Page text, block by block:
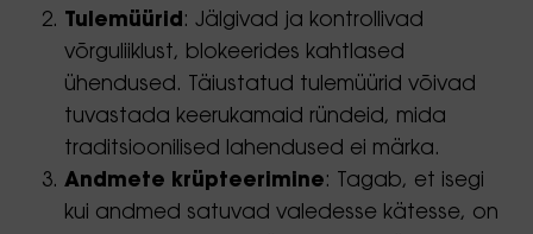
Tulemüürid : Jälgivad ja kontrollivad
võrguliiklust, blokeerides kahtlased
ühendused. Täiustatud tulemüürid võivad
tuvastada keerukamaid ründeid, mida
traditsioonilised lahendused ei märka.
Andmete krüpteerimine: Tagab, et isegi
kui andmed satuvad valedesse kätesse, on